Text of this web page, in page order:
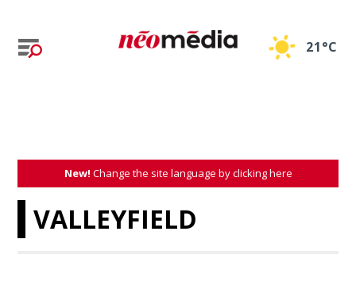
21°C
New! Change the site language by clicking here
VALLEYFIELD